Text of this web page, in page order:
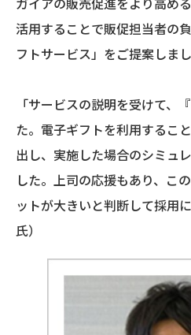
活用することで販促担当者の
フトサービス」をご提案しまし
「サービスの説明を受けて、
た。電子ギフトを利用するこ
出し、実施した場合のシミュ
した。上司の応援もあり、こ
ットが大きいと判断して採用
氏）